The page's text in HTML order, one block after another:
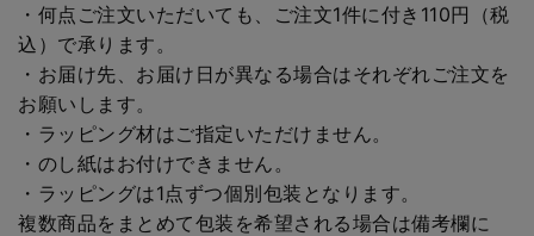
・何点ご注文いただいても、ご注文1件に付き110円（税
込）で承ります。
・お届け先、お届け日が異なる場合はそれぞれご注文を
お願いします。
・ラッピング材はご指定いただけません。
・のし紙はお付けできません。
・ラッピングは1点ずつ個別包装となります。
複数商品をまとめて包装を希望される場合は備考欄に